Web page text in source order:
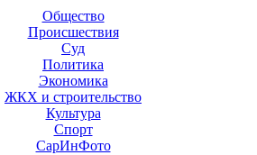
Общество
Происшествия
Суд
Политика
Экономика
ЖКХ и строительство
Культура
Спорт
СарИнФото